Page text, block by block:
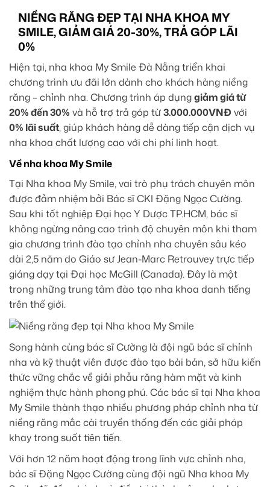
NIỀNG RĂNG ĐẸP TẠI NHA KHOA MY
SMILE, GIẢM GIÁ 20-30%, TRẢ GÓP LÃI
0%
Hiện tại, nha khoa My Smile Đà Nẵng triển khai
chương trình ưu đãi lớn dành cho khách hàng niềng
răng – chỉnh nha. Chương trình áp dụnggiảm giá từ
20% đến 30% và hỗ trợ trả góp từ3.000.000VNĐ với
0% lãi suất, giúp khách hàng dễ dàng tiếp cận dịch vụ
nha khoa chất lượng cao với chi phí linh hoạt.
Về nha khoa My Smile
Tại Nha khoa My Smile, vai trò phụ trách chuyên môn
được đảm nhiệm bởi Bác sĩ CKI Đặng Ngọc Cường.
Sau khi tốt nghiệp Đại học Y Dược TP.HCM, bác sĩ
không ngừng nâng cao trình độ chuyên môn khi tham
gia chương trình đào tạo chỉnh nha chuyên sâu kéo
dài 2,5 năm do Giáo sư Jean-Marc Retrouvey trực tiếp
giảng dạy tại Đại học McGill (Canada). Đây là một
trong những trung tâm đào tạo nha khoa danh tiếng
trên thế giới.
Song hành cùng bác sĩ Cường là đội ngũ bác sĩ chỉnh
nha và kỹ thuật viên được đào tạo bài bản, sở hữu kiến
thức vững chắc về giải phẫu răng hàm mặt và kinh
nghiệm thực hành phong phú. Các bác sĩ tại Nha khoa
My Smile thành thạo nhiều phương pháp chỉnh nha từ
niềng răng mắc cài truyền thống đến các giải pháp
khay trong suốt tiên tiến.
Với hơn 12 năm hoạt động trong lĩnh vực chỉnh nha,
bác sĩ Đặng Ngọc Cường cùng đội ngũ Nha khoa My